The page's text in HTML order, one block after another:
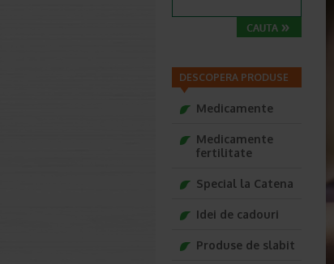
DESCOPERA PRODUSE
Medicamente
Medicamente
fertilitate
Special la Catena
Idei de cadouri
Produse de slabit